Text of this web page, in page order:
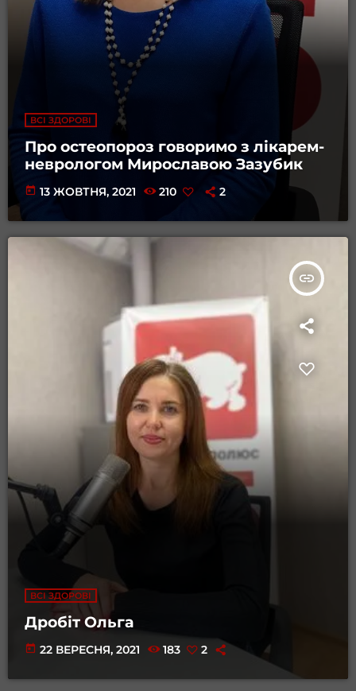
ВСІ ЗДОРОВІ
Про остеопороз говоримо з лікарем-
неврологом Мирославою Зазубик
today 13 ЖОВТНЯ, 2021 210 2
insert_link
ВСІ ЗДОРОВІ
Дробіт Ольга
today 22 ВЕРЕСНЯ, 2021 183 2